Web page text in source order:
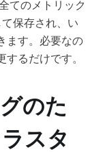
てのメトリック
保存され、い
ます。必要なの
るだけです。
のた
スタ